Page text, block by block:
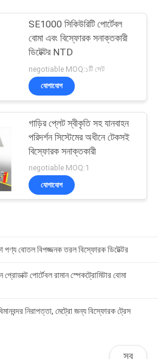
SE1000 সিকিউরিটি পোর্টেবল
বোমা এবং বিস্ফোরক সনাক্তকারী
ডিটেক্টর NTD
negotiable MOQ:১টি সেট
যোগাযোগ
গাড়ির প্লেট স্বীকৃতি সহ যানবাহন
পরিদর্শন সিস্টেমের অধীনে টেকসই
বিস্ফোরক সনাক্তকারী
negotiable MOQ:1
যোগাযোগ
পণ্য বোতল বিপজ্জনক তরল বিস্ফোরক ডিটেক্টর
পোর্টেবল রামান স্পেকট্রোমিটার বোমা
নিরাপত্তা, মেট্রো জন্য বিস্ফোরক ট্রেস
সব